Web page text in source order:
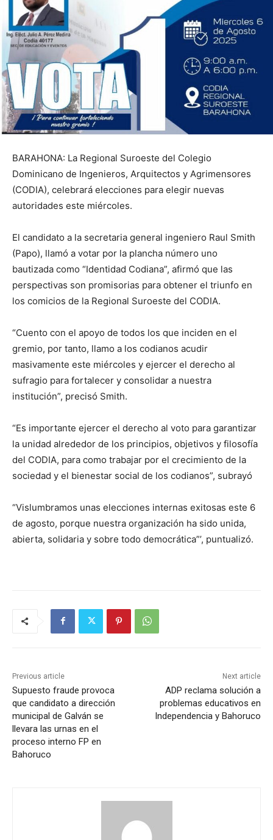
BARAHONA: La Regional Suroeste del Colegio
Dominicano de Ingenieros, Arquitectos y Agrimensores
(CODIA), celebrará elecciones para elegir nuevas
autoridades este miércoles.
El candidato a la secretaria general ingeniero Raul Smith
(Papo), llamó a votar por la plancha número uno
bautizada como “Identidad Codiana”, afirmó que las
perspectivas son promisorias para obtener el triunfo en
los comicios de la Regional Suroeste del CODIA.
“Cuento con el apoyo de todos los que inciden en el
gremio, por tanto, llamo a los codianos acudir
masivamente este miércoles y ejercer el derecho al
sufragio para fortalecer y consolidar a nuestra
institución”, precisó Smith.
“Es importante ejercer el derecho al voto para garantizar
la unidad alrededor de los principios, objetivos y filosofía
del CODIA, para como trabajar por el crecimiento de la
sociedad y el bienestar social de los codianos”, subrayó
“Vislumbramos unas elecciones internas exitosas este 6
de agosto, porque nuestra organización ha sido unida,
abierta, solidaria y sobre todo democrática”’, puntualizó.
Previous article
Supuesto fraude provoca
que candidato a dirección
municipal de Galván se
llevara las urnas en el
proceso interno FP en
Bahoruco
Next article
ADP reclama solución a
problemas educativos en
Independencia y Bahoruco